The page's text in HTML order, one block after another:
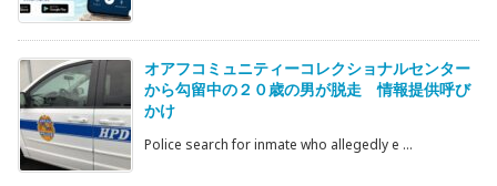
オアフコミュニティーコレクショナルセンター
から勾留中の２０歳の男が脱走 情報提供呼び
かけ
Police search for inmate who allegedly e ...